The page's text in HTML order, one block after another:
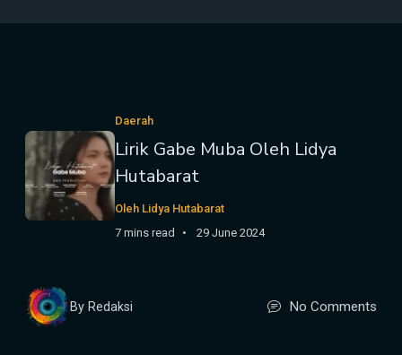
Daerah
Lirik Gabe Muba Oleh Lidya
Hutabarat
Oleh Lidya Hutabarat
7 mins read
29 June 2024
By Redaksi No Comments